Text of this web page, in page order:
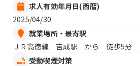
求人有効年月日(西暦)
2025/04/30
就業場所・最寄駅
ＪＲ高徳線 吉成駅 から 徒歩5分
受動喫煙対策